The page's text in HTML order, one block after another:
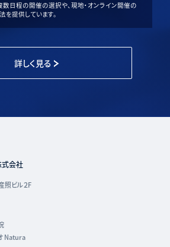
数日程の開催の選択や、現地・オンライン開催の
を提供しています。
詳しく見る
式会社
照ビル２F
Natura